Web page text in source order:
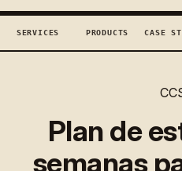
SERVICES PRODUCTS CASE
Plan de
semanas